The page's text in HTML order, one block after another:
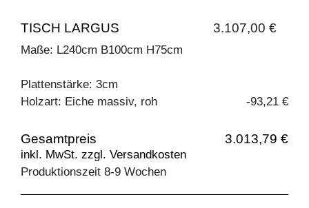
TISCH LARGUS 3.107,00 €
Maße: L240cm B100cm H75cm
Plattenstärke: 3cm
Holzart: Eiche massiv, roh
-93,21 €
Gesamtpreis 3.013,79 €
inkl. MwSt. zzgl. Versandkosten
Produktionszeit 8-9 Wochen